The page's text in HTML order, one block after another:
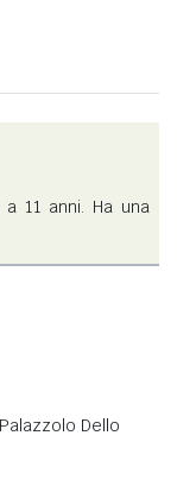
11 anni. Ha una
Dello